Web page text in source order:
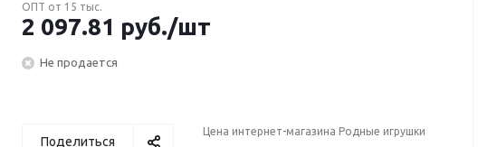
ОПТ от 15 тыс.
2 097.81 руб./шт
Не продается
Поделиться
Цена интернет-магазина Родные игрушки